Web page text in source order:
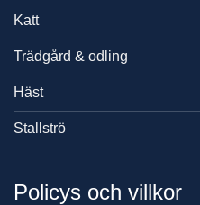
Katt
Trädgård & odling
Häst
Stallströ
Policys och villkor